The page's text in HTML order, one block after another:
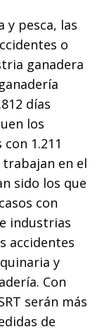
y pesca, las
o
ganadera
días
los
1.211
trabajan en el
sido los que
con
industrias
accidentes
y
Con
serán más
de